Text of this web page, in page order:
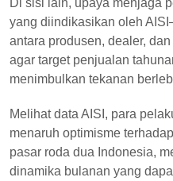
Di sisi lain, upaya menjaga
yang diindikasikan oleh
antara produsen, dealer,
agar target penjualan
menimbulkan tekanan
Melihat data AISI, para
menaruh optimisme
pasar roda dua Indonesia,
dinamika bulanan yang